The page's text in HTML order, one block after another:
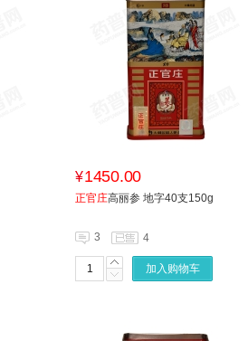
¥1450.00
正官庄高丽参 地字40支150g
3 4
加入购物车